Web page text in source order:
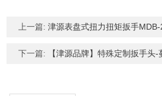
上一篇:津源表盘式扭力扭矩扳手
下一篇: 【津源品牌】特殊定制扳手头-